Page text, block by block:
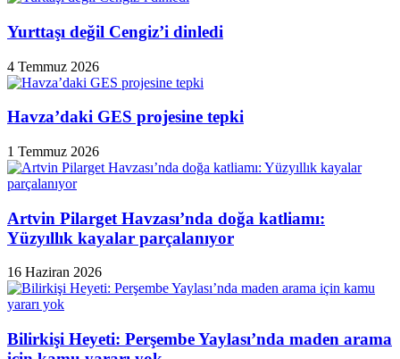
Yurttaşı değil Cengiz’i dinledi
4 Temmuz 2026
Havza’daki GES projesine tepki
1 Temmuz 2026
Artvin Pilarget Havzası’nda doğa katliamı:
Yüzyıllık kayalar parçalanıyor
16 Haziran 2026
Bilirkişi Heyeti: Perşembe Yaylası’nda maden arama